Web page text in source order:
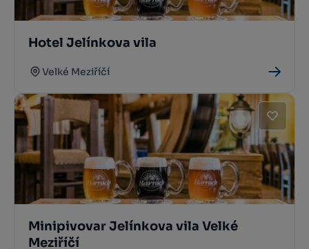
Hotel Jelínkova vila
Velké Meziříčí
Minipivovar Jelínkova vila Velké
Meziříčí